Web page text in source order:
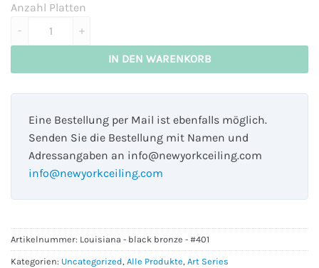
Anzahl Platten
IN DEN WARENKORB
Eine Bestellung per Mail ist ebenfalls möglich.
Senden Sie die Bestellung mit Namen und
Adressangaben an info@newyorkceiling.com
info@newyorkceiling.com
Artikelnummer: Louisiana - black bronze - #401
Kategorien: Uncategorized, Alle Produkte, Art Series